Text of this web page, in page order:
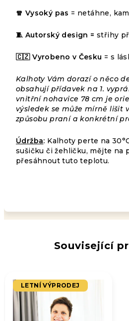
Průměrné
produktu
hvězdiček.
HODNOCENÍ
hodnocení
LETNÍ
VÝPRODEJ
799 Kč
až –8 %
🧣 Vysoký pas = netáhne,
🧵 Autorský design = střihy
🇨🇿 Vyrobeno v Česku = s
Kalhoty Vám dorazí o něco
obsahují přídavek na 1.
vnitřní nohavice 78 cm je
výsledek se může mírně lišit
způsobu praní a konkrétní
Údržba: Kalhoty perte na
sušičku či žehličku, mějte na
přesáhnout tuto teplotu.
Související
LETNÍ VÝPRODEJ